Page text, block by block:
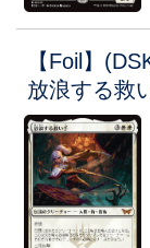
【Foil】
放浪する救